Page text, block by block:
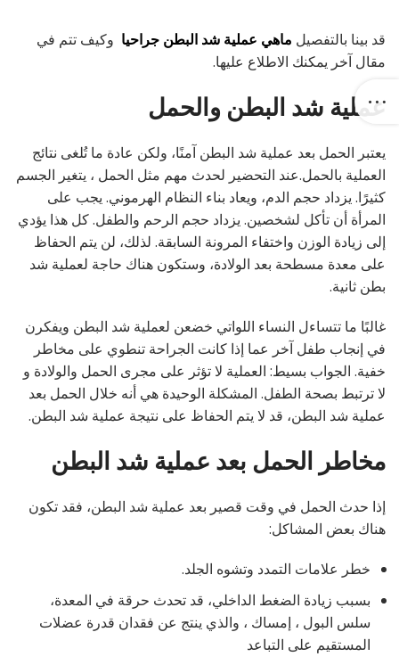
قد بينا بالتفصيل ماهي عملية شد البطن جراحيا وكيف تتم في
مقال آخر يمكنك الاطلاع عليها.
عملية شد البطن والحمل
يعتبر الحمل بعد عملية شد البطن آمنًا، ولكن عادة ما تُلغى نتائج
العملية بالحمل.عند التحضير لحدث مهم مثل الحمل ، يتغير الجسم
كثيرًا. يزداد حجم الدم، ويعاد بناء النظام الهرموني. يجب على
المرأة أن تأكل لشخصين. يزداد حجم الرحم والطفل. كل هذا يؤدي
إلى زيادة الوزن واختفاء المرونة السابقة. لذلك، لن يتم الحفاظ
على معدة مسطحة بعد الولادة، وستكون هناك حاجة لعملية شد
بطن ثانية.
غالبًا ما تتساءل النساء اللواتي خضعن لعملية شد البطن ويفكرن
في إنجاب طفل آخر عما إذا كانت الجراحة تنطوي على مخاطر
خفية. الجواب بسيط: العملية لا تؤثر على مجرى الحمل والولادة و
لا ترتبط بصحة الطفل. المشكلة الوحيدة هي أنه خلال الحمل بعد
عملية شد البطن، قد لا يتم الحفاظ على نتيجة عملية شد البطن.
مخاطر الحمل بعد عملية شد البطن
إذا حدث الحمل في وقت قصير بعد عملية شد البطن، فقد تكون
هناك بعض المشاكل:
خطر علامات التمدد وتشوه الجلد.
بسبب زيادة الضغط الداخلي، قد تحدث حرقة في المعدة،
سلس البول ، إمساك ، والذي ينتج عن فقدان قدرة عضلات
المستقيم على التباعد